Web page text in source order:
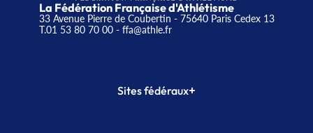
La Fédération Française d'Athlétisme
33 Avenue Pierre de Coubertin - 75640 Paris Cedex 13
T.01 53 80 70 00- ffa@athle.fr
Sites fédéraux+